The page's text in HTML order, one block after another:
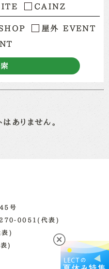
CAINZ
屋外 EVENT
ありません。
号
270-0051(代表)
表)
)